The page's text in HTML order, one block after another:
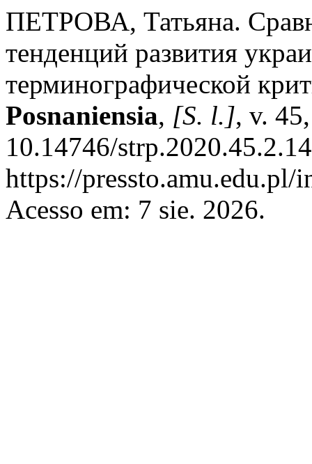
ПЕТРОВА, Татьяна.
тенденций развития
терминографической
Posnaniensia, [S. l.], v.
10.14746/
https://
Acesso em: 7 sie. 2026.